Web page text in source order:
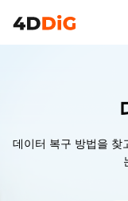
데이터 복구 방법을 찾